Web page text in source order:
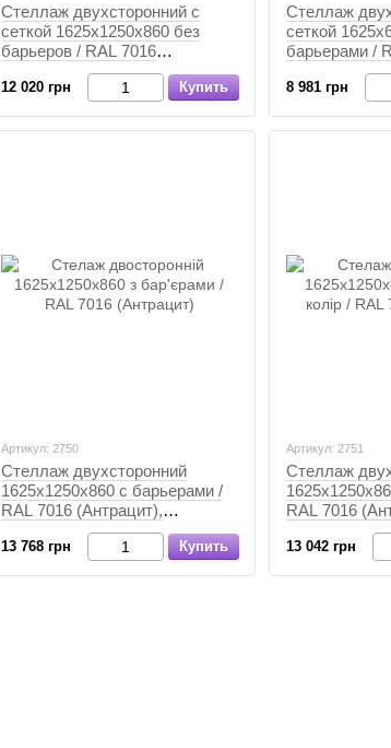
Стеллаж двухсторонний с
сеткой 1625х1250х860 без
барьеров / RAL 7016
(Антрацит), Антрацит,
Антрацит
12 020 грн Купить
Стеллаж
сеткой
барьерами /
(Антрацит),
Антрацит
8 981 грн
Артикул: 2750
Стеллаж двухсторонний
1625х1250х860 с барьерами /
RAL 7016 (Антрацит),
Антрацит, Антрацит
13 768 грн Купить
Артикул: 2751
Стеллаж
RAL 7016
Антрацит,
13 042 грн